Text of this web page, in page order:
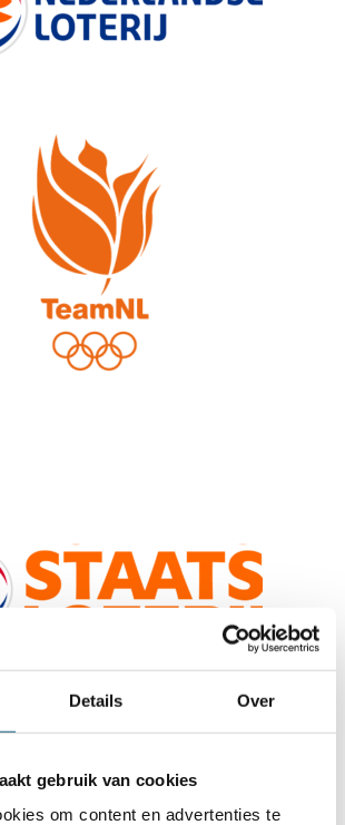
Details Over
gebruik van cookies
om content en advertenties te